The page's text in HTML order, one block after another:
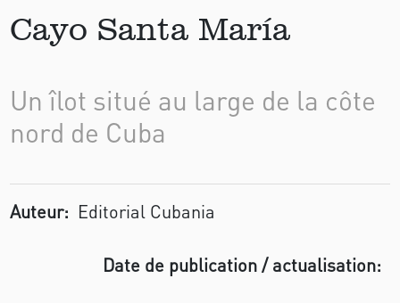
Cayo Santa María
Un îlot situé au large de la côte
nord de Cuba
Auteur: Editorial Cubania
Date de publication / actualisation: